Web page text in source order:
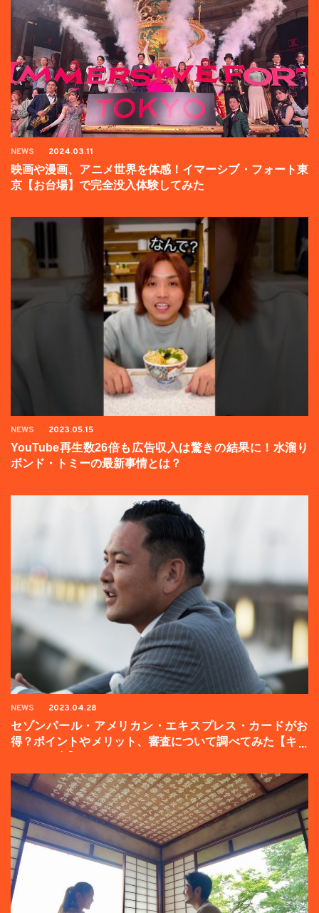
NEWS 2024.03.11
映画や漫画、アニメ世界を体感！イマーシブ・フォート東
京【お台場】で完全没入体験してみた
NEWS 2023.05.15
YouTube再生数26倍も広告収入は驚きの結果に！水溜り
ボンド・トミーの最新事情とは？
NEWS 2023.04.28
セゾンパール・アメリカン・エキスプレス・カードがお
得？ポイントやメリット、審査について調べてみた【キャ